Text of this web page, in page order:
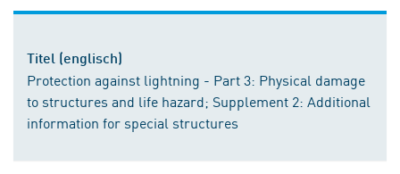
Titel (englisch)
Protection against lightning - Part 3: Physical damage
to structures and life hazard; Supplement 2: Additional
information for special structures